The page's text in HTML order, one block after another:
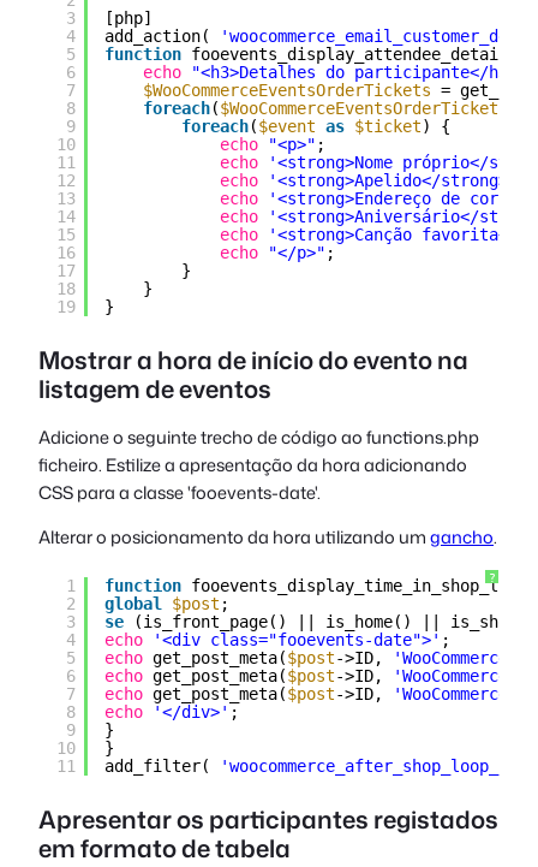
3
4
5
6
7
8
9
10
11
12
13
14
15
16
17
18
19
[php]
add_action(
function
echo
"<h3>Detalhes do participante</h3>"
$WooCommerceEventsOrderTickets =
foreach($WooCommerceEventsOrderTickets
foreach($event as $ticket) {
echo
"<p>" ;
echo
'<strong>Nome próprio</
echo
'<strong>Apelido</strong>: '
echo
'<strong>Endereço de
echo
'<strong>Aniversário</
echo
'<strong>Canção favorita</
echo
"</p>" ;
}
}
}
Mostrar a hora de início do evento na
listagem de eventos
Adicione o seguinte trecho de código aofunctions.php
ficheiro. Estilize a apresentação da hora adicionando
CSS para a classe 'fooevents-date'.
Alterar o posicionamento da hora utilizando umgancho.
?
1
2
3
4
5
6
7
8
9
10
11
function
global
$post ;
se
(is_front_page() || is_home() ||
echo
'<div class="fooevents-date">' ;
echo get_post_meta($post->ID,
echo get_post_meta($post->ID,
echo get_post_meta($post->ID,
echo
'</div>' ;
}
}
add_filter(
Apresentar os participantes registados
em formato de tabela